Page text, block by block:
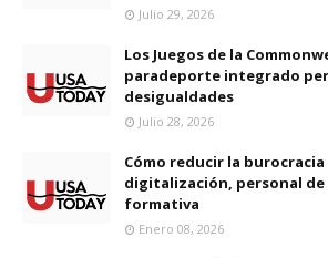
Julio 29, 2026
Los Juegos de la
paradeporte integrado
desigualdades
Julio 28, 2026
Cómo reducir la
digitalización, personal de
formativa
Enero 08, 2026